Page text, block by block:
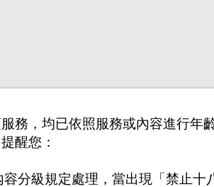
務，均已依照服務或內容進行年
醒您：
分級規定處理，當出現「禁止十